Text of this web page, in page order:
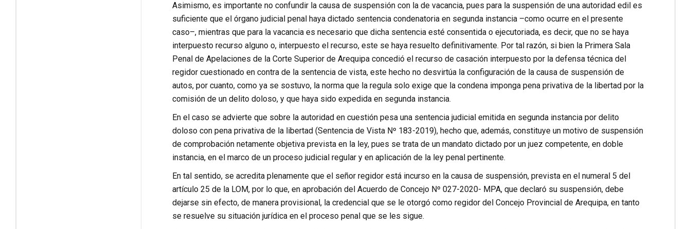
Asimismo, es importante no confundir la causa de suspensión con la de vacancia, pues para la suspensión de una autoridad edil es
suficiente que el órgano judicial penal haya dictado sentencia condenatoria en segunda instancia –como ocurre en el presente
caso–, mientras que para la vacancia es necesario que dicha sentencia esté consentida o ejecutoriada, es decir, que no se haya
interpuesto recurso alguno o, interpuesto el recurso, este se haya resuelto definitivamente. Por tal razón, si bien la Primera Sala
Penal de Apelaciones de la Corte Superior de Arequipa concedió el recurso de casación interpuesto por la defensa técnica del
regidor cuestionado en contra de la sentencia de vista, este hecho no desvirtúa la configuración de la causa de suspensión de
autos, por cuanto, como ya se sostuvo, la norma que la regula solo exige que la condena imponga pena privativa de la libertad por la
comisión de un delito doloso, y que haya sido expedida en segunda instancia.
En el caso se advierte que sobre la autoridad en cuestión pesa una sentencia judicial emitida en segunda instancia por delito
doloso con pena privativa de la libertad (Sentencia de Vista Nº 183-2019), hecho que, además, constituye un motivo de suspensión
de comprobación netamente objetiva prevista en la ley, pues se trata de un mandato dictado por un juez competente, en doble
instancia, en el marco de un proceso judicial regular y en aplicación de la ley penal pertinente.
En tal sentido, se acredita plenamente que el señor regidor está incurso en la causa de suspensión, prevista en el numeral 5 del
artículo 25 de la LOM, por lo que, en aprobación del Acuerdo de Concejo Nº 027-2020- MPA, que declaró su suspensión, debe
dejarse sin efecto, de manera provisional, la credencial que se le otorgó como regidor del Concejo Provincial de Arequipa, en tanto
se resuelve su situación jurídica en el proceso penal que se les sigue.